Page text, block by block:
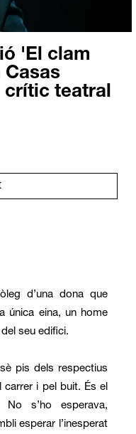
'El clam
crític teatral
d’una dona que
única eina, un home
seu edifici.
pis dels respectius
i pel buit. És el
s’ho esperava,
esperar l’inesperat